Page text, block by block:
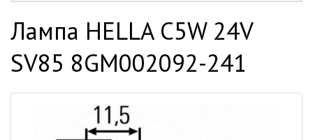
Лампа HELLA C5W 24V
SV85 8GM002092-241